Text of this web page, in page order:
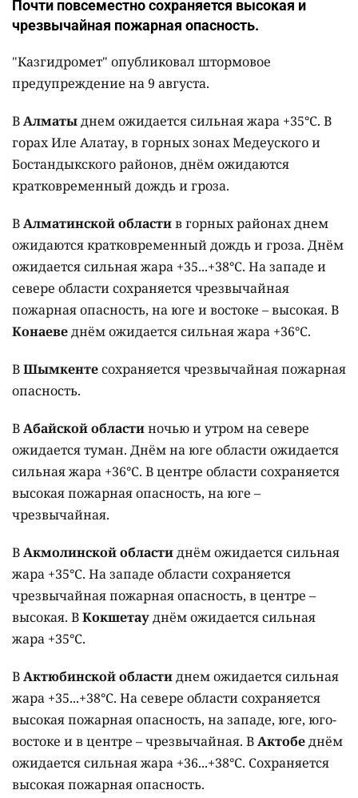
Почти повсеместно сохраняется высокая и
чрезвычайная пожарная опасность.
"Казгидромет" опубликовал штормовое
предупреждение на 9 августа.
ВАлматыднем ожидается сильная жара +35°C. В
горах Иле Алатау, в горных зонах Медеуского и
Бостандыкского районов, днём ожидаются
кратковременный дождь и гроза.
ВАлматинской областив горных районах днем
ожидаются кратковременный дождь и гроза. Днём
ожидается сильная жара +35...+38°C. На западе и
севере области сохраняется чрезвычайная
пожарная опасность, на юге и востоке – высокая. В
Конаеведнём ожидается сильная жара +36°C.
ВШымкентесохраняется чрезвычайная пожарная
опасность.
ВАбайской областиночью и утром на севере
ожидается туман. Днём на юге области ожидается
сильная жара +36°C. В центре области сохраняется
высокая пожарная опасность, на юге –
чрезвычайная.
ВАкмолинской областиднём ожидается сильная
жара +35°C. На западе области сохраняется
чрезвычайная пожарная опасность, в центре –
высокая. ВКокшетауднём ожидается сильная
жара +35°C.
ВАктюбинской областиднем ожидается сильная
жара +35...+38°C. На севере области сохраняется
высокая пожарная опасность, на западе, юге, юго-
востоке и в центре – чрезвычайная. ВАктобеднём
ожидается сильная жара +36...+38°C. Сохраняется
высокая пожарная опасность.